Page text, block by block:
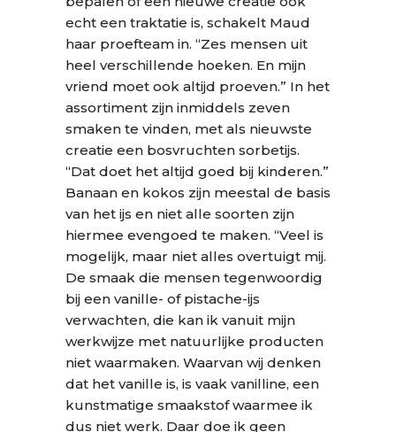
echt een traktatie is, schakelt Maud
haar proefteam in. “Zes mensen uit
heel verschillende hoeken. En mijn
vriend moet ook altijd proeven.” In het
assortiment zijn inmiddels zeven
smaken te vinden, met als nieuwste
creatie een bosvruchten sorbetijs.
“Dat doet het altijd goed bij kinderen.”
Banaan en kokos zijn meestal de basis
van het ijs en niet alle soorten zijn
hiermee evengoed te maken. “Veel is
mogelijk, maar niet alles overtuigt mij.
De smaak die mensen tegenwoordig
bij een vanille- of pistache-ijs
verwachten, die kan ik vanuit mijn
werkwijze met natuurlijke producten
niet waarmaken. Waarvan wij denken
dat het vanille is, is vaak vanilline, een
kunstmatige smaakstof waarmee ik
dus niet werk. Daar doe ik geen